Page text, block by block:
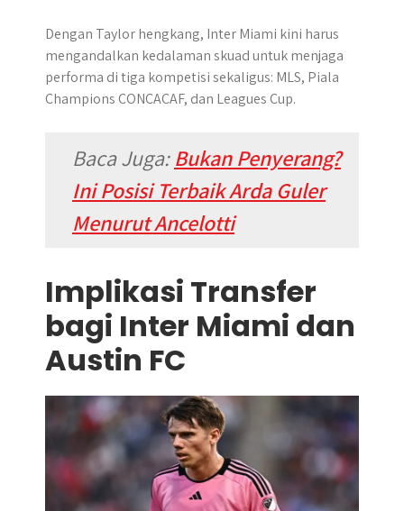
Dengan Taylor hengkang, Inter Miami kini harus
mengandalkan kedalaman skuad untuk menjaga
performa di tiga kompetisi sekaligus: MLS, Piala
Champions CONCACAF, dan Leagues Cup.
Baca Juga:Bukan Penyerang?
Ini Posisi Terbaik Arda Guler
Menurut Ancelotti
Implikasi Transfer
bagi Inter Miami dan
Austin FC